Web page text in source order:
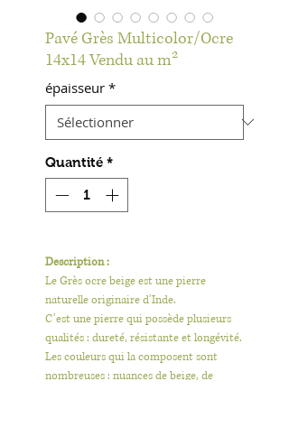
Pavé Grès Multicolor/Ocre
14x14 Vendu au m²
épaisseur *
Quantité *
Description :
Le Grès ocre beige est une pierre
naturelle originaire d’Inde.
C’est une pierre qui possède plusieurs
qualités : dureté, résistante et longévité.
Les couleurs qui la composent sont
nombreuses : nuances de beige, de